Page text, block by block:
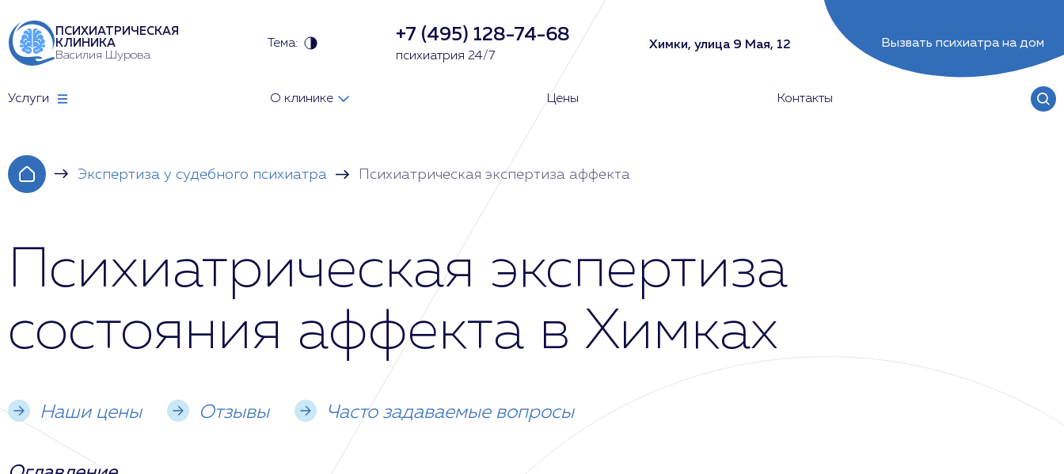
ПСИХИАТРИЧЕСКАЯ
КЛИНИКА
Василия Шурова
Тема: +7 (495) 128-74-68
психиатрия 24/7
Химки, улица 9 Мая, 12 Вызвать психиатра на дом
Услуги О клинике Цены Контакты
Экспертиза у судебного психиатра Психиатрическая экспертиза аффекта
Психиатрическая экспертиза
состояния аффекта в Химках
Наши цены Отзывы Часто задаваемые вопросы